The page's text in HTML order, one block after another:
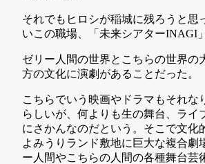
それでもヒロシが稲城に残ろうと思
いこの職場、「未来シアターINAGI
ゼリー人間の世界とこちらの世界の
方の文化に演劇があることだった。
こちらでいう映画やドラマもそれな
らしいが、何よりも生の舞台、ライ
にさかんなのだという。そこで文化
よみうりランド敷地に巨大な複合劇
ー人間やこちらの人間の各種舞台芸